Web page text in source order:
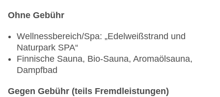
Ohne Gebühr
Wellnessbereich/Spa: „Edelweißstrand und
Naturpark SPA“
Finnische Sauna, Bio-Sauna, Aromaölsauna,
Dampfbad
Gegen Gebühr (teils Fremdleistungen)